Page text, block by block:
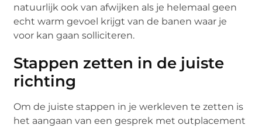
natuurlijk ook van afwijken als je helemaal geen
echt warm gevoel krijgt van de banen waar je
voor kan gaan solliciteren.
Stappen zetten in de juiste
richting
Om de juiste stappen in je werkleven te zetten is
het aangaan van een gesprek met outplacement